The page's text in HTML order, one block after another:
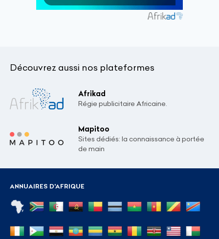
Découvrez aussi nos plateformes
Afrikad
Régie publicitaire Africaine.
Mapitoo
Sites dédiés: la connaissance à portée
de main
ANNUAIRES D'AFRIQUE